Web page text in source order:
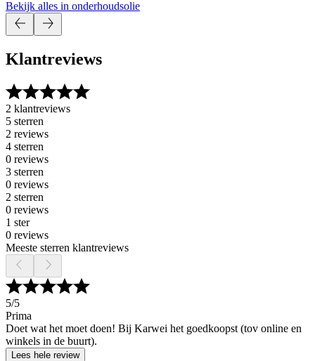
Bekijk alles in onderhoudsolie
Klantreviews
2 klantreviews
5 sterren
2 reviews
4 sterren
0 reviews
3 sterren
0 reviews
2 sterren
0 reviews
1 ster
0 reviews
Meeste sterren klantreviews
5/5
Prima
Doet wat het moet doen! Bij Karwei het goedkoopst (tov online en
winkels in de buurt).
Lees hele review